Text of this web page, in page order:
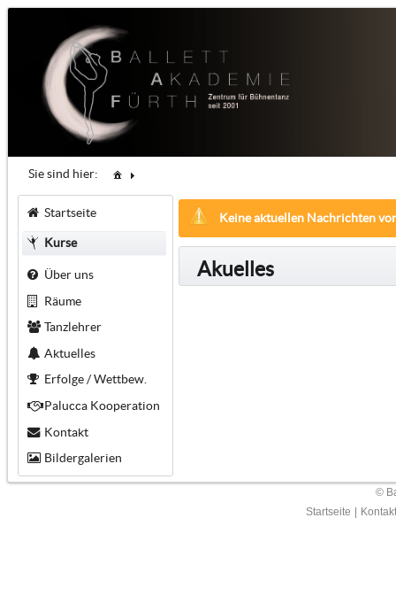
Sie sind hier:
Startseite
Kurse
Über uns
Räume
Tanzlehrer
Aktuelles
Erfolge / Wettbew.
Palucca Kooperation
Kontakt
Bildergalerien
Keine aktuellen Nachrichten
Akuelles
©
Startseite
Kontakt